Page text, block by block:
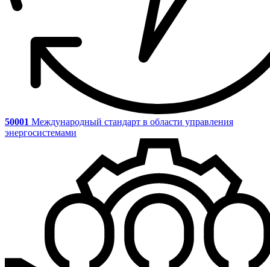
50001 Международный стандарт в области управления
энергосистемами